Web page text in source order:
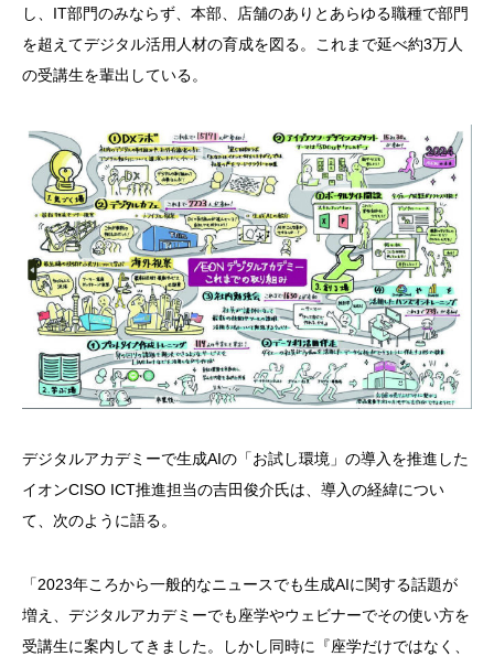
し、IT部門のみならず、本部、店舗のありとあらゆる職種で部門
を超えてデジタル活用人材の育成を図る。これまで延べ約3万人
の受講生を輩出している。
デジタルアカデミーで生成AIの「お試し環境」の導入を推進した
イオンCISO ICT推進担当の吉田俊介氏は、導入の経緯につい
て、次のように語る。
「2023年ころから一般的なニュースでも生成AIに関する話題が
増え、デジタルアカデミーでも座学やウェビナーでその使い方を
受講生に案内してきました。しかし同時に『座学だけではなく、